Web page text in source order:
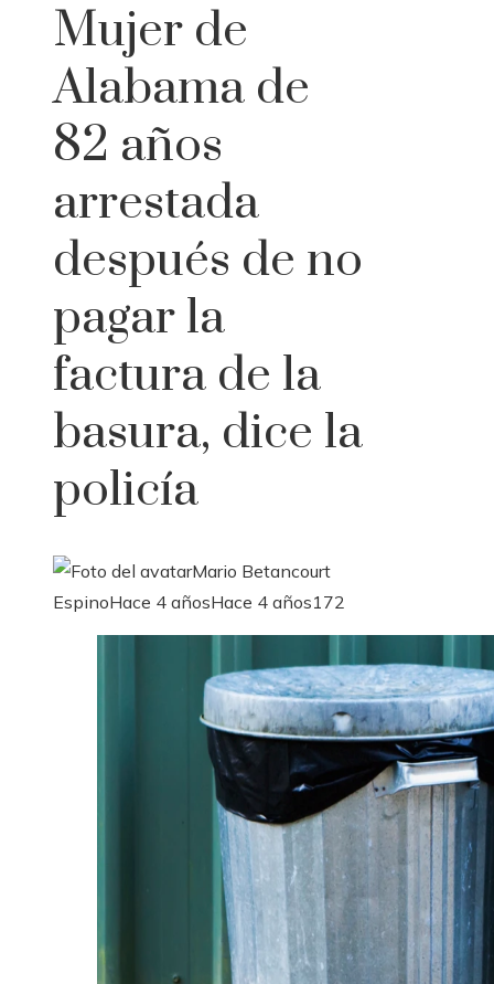
Mujer de
Alabama de
82 años
arrestada
después de no
pagar la
factura de la
basura, dice la
policía
Mario Betancourt
EspinoHace 4 añosHace 4 años172